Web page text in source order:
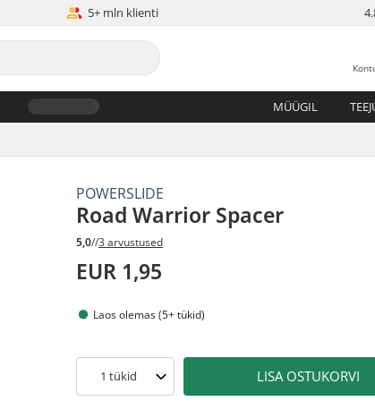
5+ mln klienti
MÜÜGIL
POWERSLIDE
Road Warrior Spacer
5,0//3 arvustused
EUR 1,95
Laos olemas (5+ tükid)
1 tükid LISA OSTUKORVI